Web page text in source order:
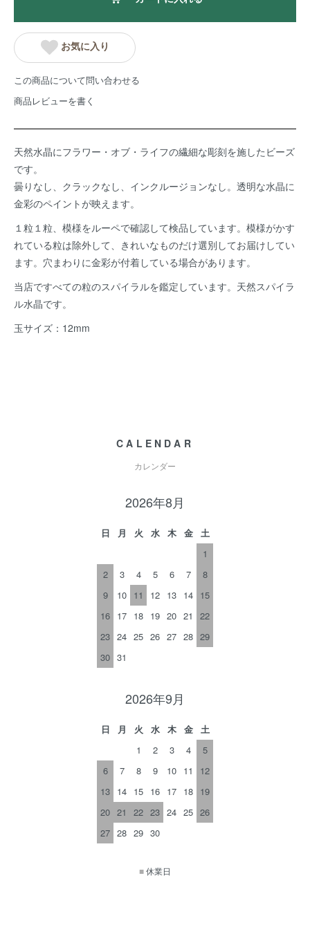
お気に入り
この商品について問い合わせる
商品レビューを書く
天然水晶にフラワー・オブ・ライフの繊細な彫刻を施したビーズ
です。
曇りなし、クラックなし、インクルージョンなし。透明な水晶に
金彩のペイントが映えます。
１粒１粒、模様をルーペで確認して検品しています。模様がかす
れている粒は除外して、きれいなものだけ選別してお届けしてい
ます。穴まわりに金彩が付着している場合があります。
当店ですべての粒のスパイラルを鑑定しています。天然スパイラ
ル水晶です。
玉サイズ：12mm
CALENDAR
カレンダー
2026年8月
日 月 火 水 木 金
土
1
2
3 4 5 6 7
8
9
10 11 12 13 14 15
16 17 18 19 20 21
22
23 24 25 26 27 28 29
30 31
2026年9月
日 月 火 水 木 金
土
1
2 3 4
5
6
7 8 9 10 11
12
13 14 15 16 17 18 19
20 21 22 23 24 25 26
27 28 29 30
■休業日